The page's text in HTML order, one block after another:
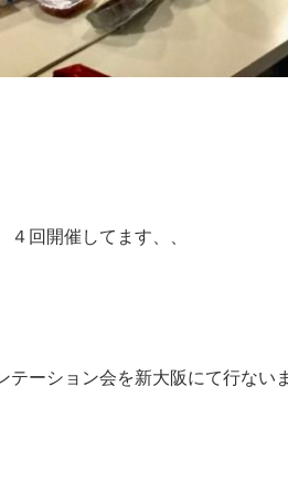
４回開催してます、、
テーション会を新大阪にて行ない